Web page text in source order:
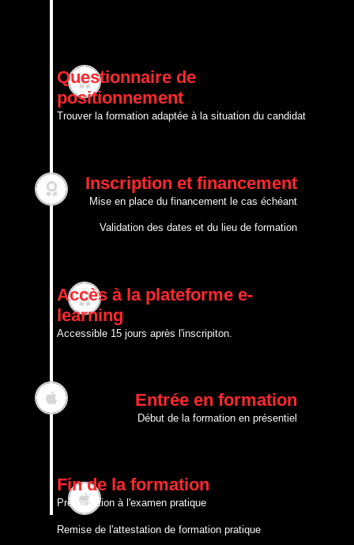
Questionnaire de
positionnement
Trouver la formation adaptée à la situation du candidat
Inscription et financement
Mise en place du financement le cas échéant
Validation des dates et du lieu de formation
Accès à la plateforme e-
learning
Accessible 15 jours après l'inscripiton.
Entrée en formation
Début de la formation en présentiel
Fin de la formation
Présentation à l'examen pratique
Remise de l'attestation de formation pratique